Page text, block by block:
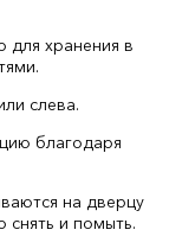
для хранения в
слева.
благодаря
на дверцу
снять и помыть.